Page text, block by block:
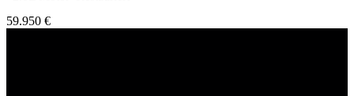
59.950 €